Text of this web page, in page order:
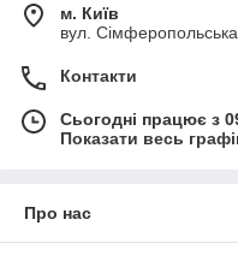
м. Київ
вул.
Контакти
Сьогодні працює з
Показати весь
Про нас